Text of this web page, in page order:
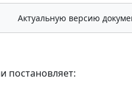
Актуальную версию
постановляет: